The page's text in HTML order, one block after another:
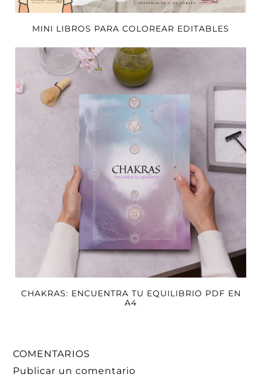
MINI LIBROS PARA COLOREAR EDITABLES
CHAKRAS: ENCUENTRA TU EQUILIBRIO PDF EN
A4
COMENTARIOS
Publicar un comentario